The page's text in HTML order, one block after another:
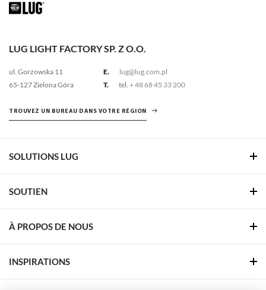
LUG LIGHT FACTORY SP. Z O.O.
ul. Gorzowska 11
65-127 Zielona Góra
E.
lug@lug.com.pl
T.
tel. + 48 68 45 33 200
TROUVEZ UN BUREAU DANS VOTRE RÉGION
SOLUTIONS LUG
SOUTIEN
À PROPOS DE NOUS
INSPIRATIONS